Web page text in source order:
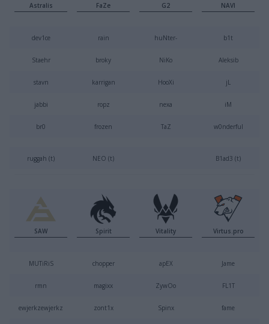
Astralis FaZe G2 NAVI
dev1ce rain huNter- b1t
Staehr⁠ broky NiKo Aleksib
stavn karrigan HooXi jL
jabbi ropz nexa iM
br0 frozen TaZ w0nderful
ruggah (t) NEO (t) B1ad3 (t)
SAW Spirit Vitality Virtus.pro
MUTiRiS chopper apEX Jame
rmn magixx ZywOo FL1T
ewjerkzewjerkz zont1x Spinx fame